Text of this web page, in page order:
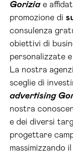
Goriziae
promozione di
consulenza
obiettivi di
personalizzate
La nostra
sceglie di
advertising
nostra
e dei diversi
progettare
massimizzando